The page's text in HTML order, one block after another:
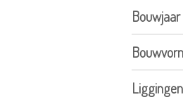
Bouwjaar
Liggingen